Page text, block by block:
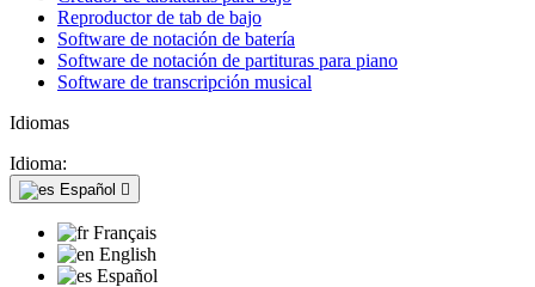
Reproductor de tab de bajo
Software de notación de batería
Software de notación de partituras para piano
Software de transcripción musical
Idiomas
Idioma:
Español 
Français
English
Español